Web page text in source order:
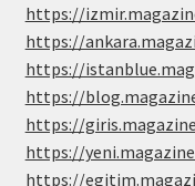
https://
https://
https://
https://
https://
https://
https://